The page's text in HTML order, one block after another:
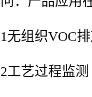
1无组织VOC
2工艺过程监测